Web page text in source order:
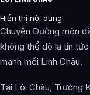
Hiển thị nội dung
Chuyện Đường môn
không thể dò la tin
manh mối Linh Châu.
Tại Lôi Châu, Trường